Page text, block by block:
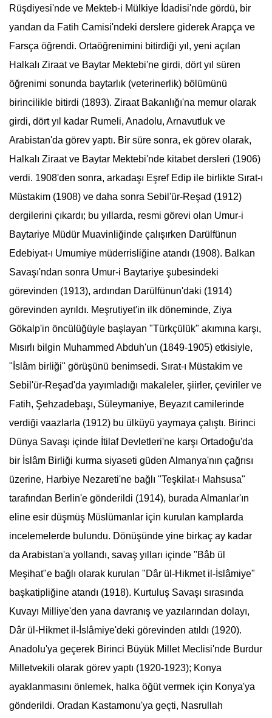
Rüşdiyesi'nde ve Mekteb-i Mülkiye İdadisi'nde gördü, bir
yandan da Fatih Camisi'ndeki derslere giderek Arapça ve
Farsça öğrendi. Ortaöğrenimini bitirdiği yıl, yeni açılan
Halkalı Ziraat ve Baytar Mektebi'ne girdi, dört yıl süren
öğrenimi sonunda baytarlık (veterinerlik) bölümünü
birincilikle bitirdi (1893). Ziraat Bakanlığı'na memur olarak
girdi, dört yıl kadar Rumeli, Anadolu, Arnavutluk ve
Arabistan'da görev yaptı. Bir süre sonra, ek görev olarak,
Halkalı Ziraat ve Baytar Mektebi'nde kitabet dersleri (1906)
verdi. 1908'den sonra, arkadaşı Eşref Edip ile birlikte Sırat-ı
Müstakim(1908) ve daha sonra Sebil'ür-Reşad (1912)
dergilerini çıkardı; bu yıllarda, resmi görevi olan Umur-i
Baytariye Müdür Muavinliğinde çalışırken Darülfünun
Edebiyat-ı Umumiye müderrisliğine atandı (1908). Balkan
Savaşı'ndan sonra Umur-i Baytariye şubesindeki
görevinden (1913), ardından Darülfünun'daki (1914)
görevinden ayrıldı. Meşrutiyet'in ilk döneminde, Ziya
Gökalp'in öncülüğüyle başlayan "Türkçülük" akımına karşı,
Mısırlı bilgin Muhammed Abduh'un (1849-1905) etkisiyle,
"İslâm birliği" görüşünü benimsedi. Sırat-ı Müstakimve
Sebil'ür-Reşad'da yayımladığı makaleler, şiirler, çeviriler ve
Fatih, Şehzadebaşı, Süleymaniye, Beyazıt camilerinde
verdiği vaazlarla (1912) bu ülküyü yaymaya çalıştı. Birinci
Dünya Savaşı içinde İtilaf Devletleri'ne karşı Ortadoğu'da
bir İslâm Birliği kurma siyaseti güden Almanya'nın çağrısı
üzerine, Harbiye Nezareti'ne bağlı "Teşkilat-ı Mahsusa"
tarafından Berlin'e gönderildi (1914), burada Almanlar'ın
eline esir düşmüş Müslümanlar için kurulan kamplarda
incelemelerde bulundu. Dönüşünde yine birkaç ay kadar
da Arabistan'a yollandı, savaş yılları içinde "Bâb ül
Meşihat"e bağlı olarak kurulan "Dâr ül-Hikmet il-İslâmiye"
başkatipliğine atandı (1918). Kurtuluş Savaşı sırasında
Kuvayı Milliye'den yana davranış ve yazılarından dolayı,
Dâr ül-Hikmet il-İslâmiye'deki görevinden atıldı (1920).
Anadolu'ya geçerek Birinci Büyük Millet Meclisi'nde Burdur
Milletvekili olarak görev yaptı (1920-1923); Konya
ayaklanmasını önlemek, halka öğüt vermek için Konya'ya
gönderildi. Oradan Kastamonu'ya geçti, Nasrullah